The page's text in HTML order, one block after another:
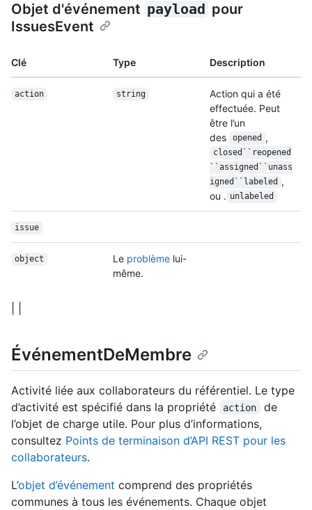
Objet d'événement payload pour
IssuesEvent
Clé Type Description
action string
Action qui a été
effectuée. Peut
être l’un
des
opened ,
closed``reopened
``assigned``unass
igned``labeled ,
ou . unlabeled
issue
object Le problème lui-
même.
ÉvénementDeMembre
Activité liée aux collaborateurs du référentiel. Le type
d’activité est spécifié dans la propriété
action
de
l’objet de charge utile. Pour plus d’informations,
consultez Points de terminaison d’API REST pour les
collaborateurs.
L’objet d’événement comprend des propriétés
communes à tous les événements. Chaque objet